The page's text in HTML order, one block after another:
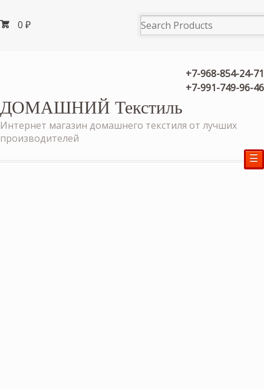
0 ₽
+7-968-854-24-71
+7-991-749-96-46
ДОМАШНИЙ Текстиль
Интернет магазин домашнего текстиля от лучших
производителей
☰